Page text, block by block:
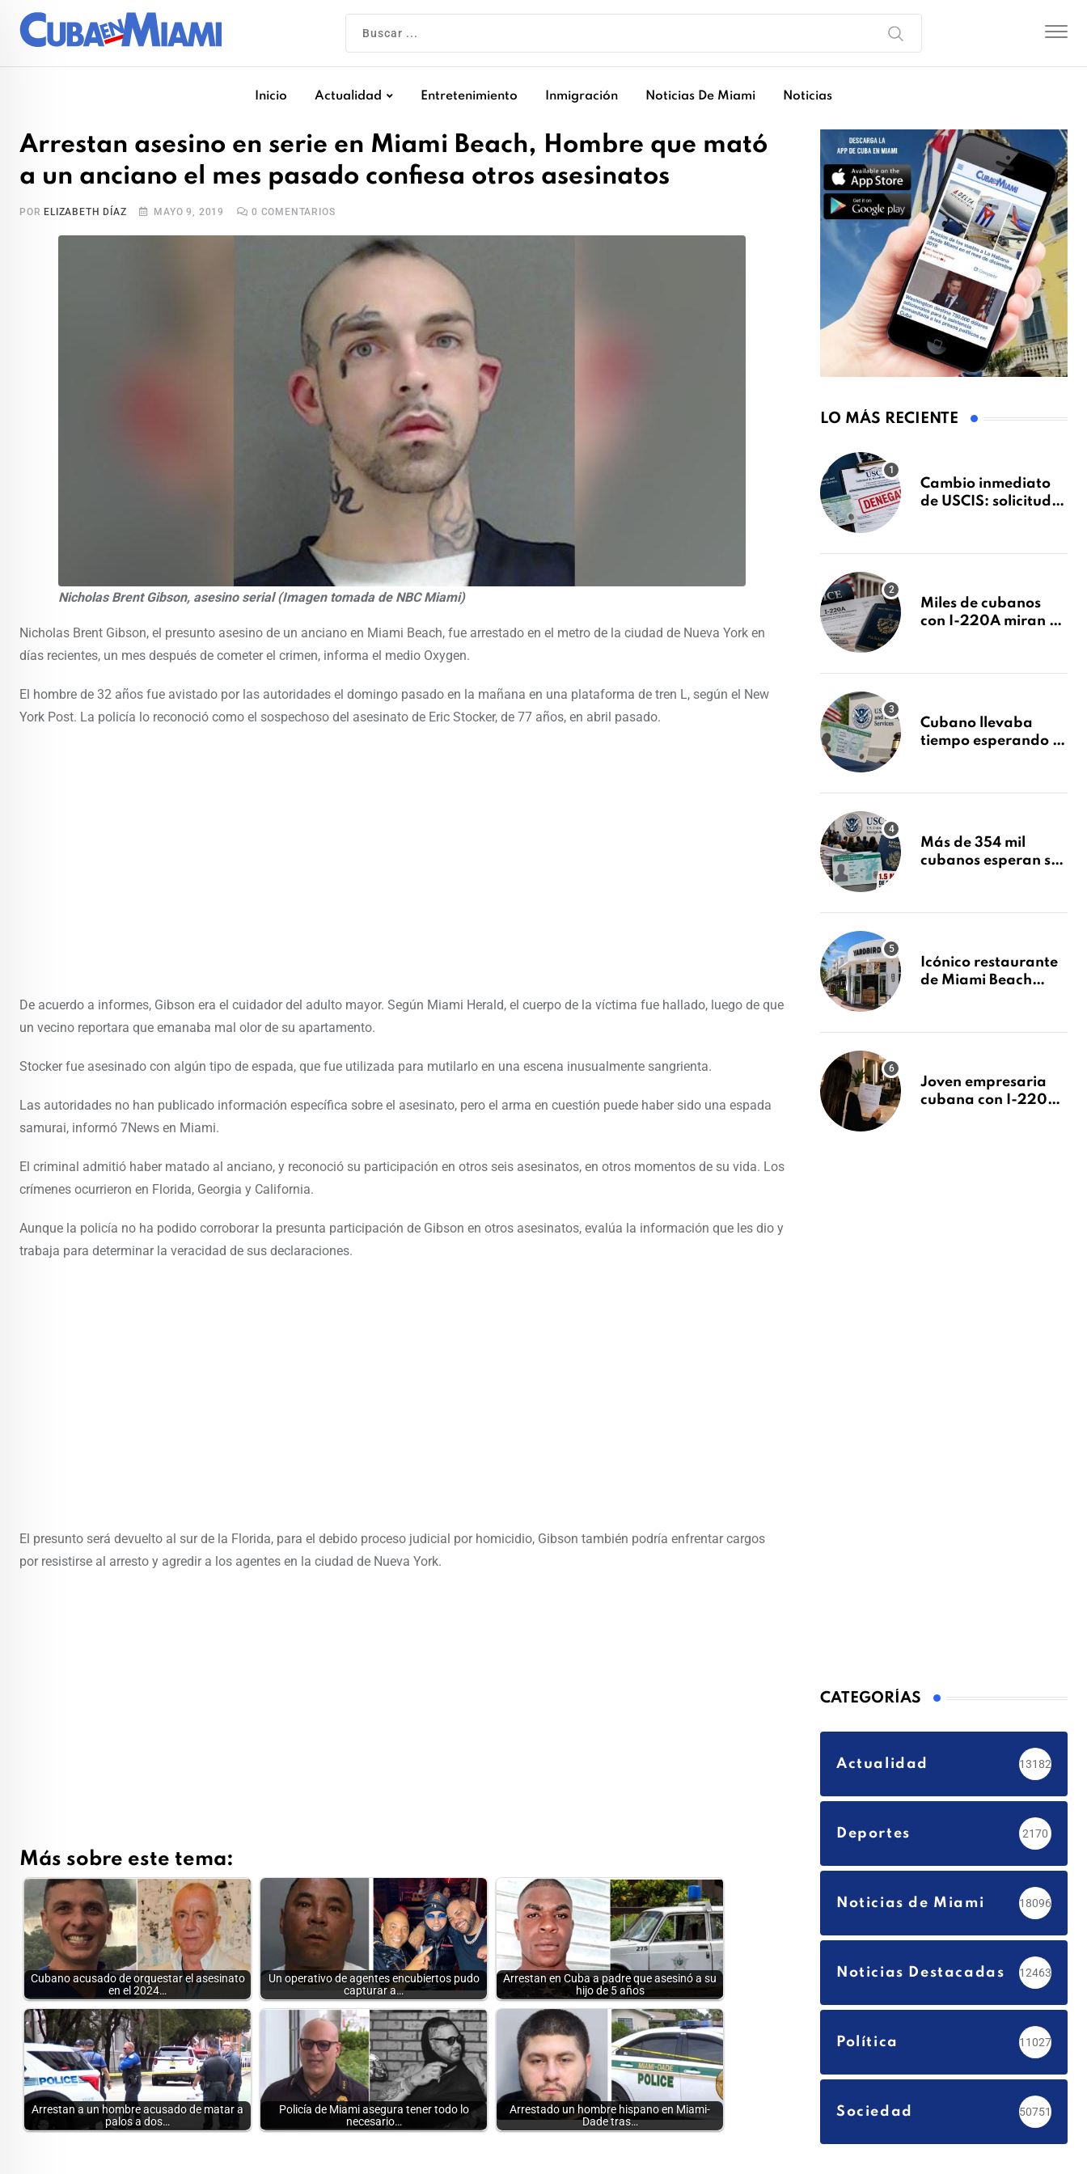
Inicio Actualidad Entretenimiento Inmigración Noticias De Miami Noticias
Arrestan asesino en serie en Miami Beach, Hombre que mató
a un anciano el mes pasado confiesa otros asesinatos
POR ELIZABETH DÍAZ MAYO 9, 2019 0 COMENTARIOS
Nicholas Brent Gibson, asesino serial (Imagen tomada de NBC Miami)
Nicholas Brent Gibson, el presunto asesino de un anciano en Miami Beach, fue arrestado en el metro de la ciudad de Nueva York en
días recientes, un mes después de cometer el crimen, informa el medio Oxygen.
El hombre de 32 años fue avistado por las autoridades el domingo pasado en la mañana en una plataforma de tren L, según el New
York Post. La policía lo reconoció como el sospechoso del asesinato de Eric Stocker, de 77 años, en abril pasado.
De acuerdo a informes, Gibson era el cuidador del adulto mayor. Según Miami Herald, el cuerpo de la víctima fue hallado, luego de que
un vecino reportara que emanaba mal olor de su apartamento.
Stocker fue asesinado con algún tipo de espada, que fue utilizada para mutilarlo en una escena inusualmente sangrienta.
Las autoridades no han publicado información específica sobre el asesinato, pero el arma en cuestión puede haber sido una espada
samurai, informó 7News en Miami.
El criminal admitió haber matado al anciano, y reconoció su participación en otros seis asesinatos, en otros momentos de su vida. Los
crímenes ocurrieron en Florida, Georgia y California.
Aunque la policía no ha podido corroborar la presunta participación de Gibson en otros asesinatos, evalúa la información que les dio y
trabaja para determinar la veracidad de sus declaraciones.
El presunto será devuelto al sur de la Florida, para el debido proceso judicial por homicidio, Gibson también podría enfrentar cargos
por resistirse al arresto y agredir a los agentes en la ciudad de Nueva York.
Más sobre este tema:
Cubano acusado de orquestar el asesinato
en el 2024…
Un operativo de agentes encubiertos pudo
capturar a…
Arrestan en Cuba a padre que asesinó a su
hijo de 5 años
Arrestan a un hombre acusado de matar a
palos a dos…
Policía de Miami asegura tener todo lo
necesario…
Arrestado un hombre hispano en Miami-
Dade tras…
LO MÁS RECIENTE
Cambio inmediato
de USCIS: solicitudes
sin previo aviso
Miles de cubanos
con I-220A miran al
decidirse en una
Cubano llevaba
tiempo esperando su
tras Writ of
Más de 354 mil
cubanos esperan su
millones de
Icónico restaurante
de Miami Beach
después de 15 años
Joven empresaria
cubana con I-220A
CATEGORÍAS
Actualidad 13182
Deportes 2170
Noticias de Miami 18096
Noticias Destacadas 12463
Política 11027
Sociedad 50751